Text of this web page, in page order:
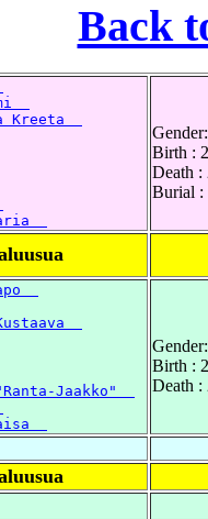
Back
Kreeta
Birth :
Death :
Burial :
Jaakko"
Birth :
Death :